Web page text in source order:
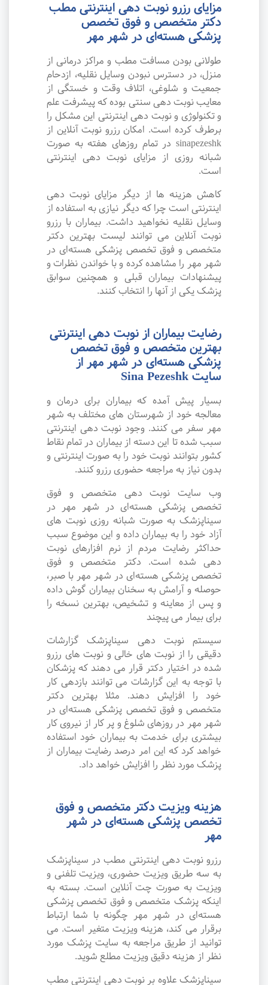
مزایای رزرو نوبت دهی اینترنتی مطب
دکتر متخصص و فوق تخصص
پزشکی هسته‌ای در شهر مهر
طولانی بودن مسافت مطب و مراکز درمانی از
منزل، در دسترس نبودن وسایل نقلیه، ازدحام
جمعیت و شلوغی، اتلاف وقت و خستگی از
معایب نوبت دهی سنتی بوده که پیشرفت علم
و تکنولوژی و نوبت دهی اینترنتی این مشکل را
برطرف کرده است. امکان رزرو نوبت آنلاین از
sinapezeshk در تمام روزهای هفته به صورت
شبانه روزی از مزایای نوبت دهی اینترنتی
است.
کاهش هزینه ها از دیگر مزایای نوبت دهی
اینترنتی است چرا که دیگر نیازی به استفاده از
وسایل نقلیه نخواهید داشت. بیماران با رزرو
نوبت آنلاین می توانند لیست بهترین دکتر
متخصص و فوق تخصص پزشکی هسته‌ای در
شهر مهر را مشاهده کرده و با خواندن نظرات و
پیشنهادات بیماران قبلی و همچنین سوابق
پزشک یکی از آنها را انتخاب کنند.
رضایت بیماران از نوبت دهی اینترنتی
بهترین متخصص و فوق تخصص
پزشکی هسته‌ای در شهر مهر از
سایت Sina Pezeshk
بسیار پیش آمده که بیماران برای درمان و
معالجه خود از شهرستان های مختلف به شهر
مهر سفر می کنند. وجود نوبت دهی اینترنتی
سبب شده تا این دسته از بیماران در تمام نقاط
کشور بتوانند نوبت خود را به صورت اینترنتی و
بدون نیاز به مراجعه حضوری رزرو کنند.
وب سایت نوبت دهی متخصص و فوق
تخصص پزشکی هسته‌ای در شهر مهر در
سیناپزشک به صورت شبانه روزی نوبت های
آزاد خود را به بیماران داده و این موضوع سبب
حداکثر رضایت مردم از نرم افزارهای نوبت
دهی شده است. دکتر متخصص و فوق
تخصص پزشکی هسته‌ای در شهر مهر با صبر،
حوصله و آرامش به سخنان بیماران گوش داده
و پس از معاینه و تشخیص، بهترین نسخه را
برای بیمار می پیچند
سیستم نوبت دهی سیناپزشک گزارشات
دقیقی را از نوبت های خالی و نوبت های رزرو
شده در اختیار دکتر قرار می دهند که پزشکان
با توجه به این گزارشات می توانند بازدهی کار
خود را افزایش دهند. مثلا بهترین دکتر
متخصص و فوق تخصص پزشکی هسته‌ای در
شهر مهر در روزهای شلوغ و پر کار از نیروی کار
بیشتری برای خدمت به بیماران خود استفاده
خواهد کرد که این امر درصد رضایت بیماران از
پزشک مورد نظر را افزایش خواهد داد.
هزینه ویزیت دکتر متخصص و فوق
تخصص پزشکی هسته‌ای در شهر
مهر
رزرو نوبت دهی اینترنتی مطب در سیناپزشک
به سه طریق ویزیت حضوری، ویزیت تلفنی و
ویزیت به صورت چت آنلاین است. بسته به
اینکه پزشک متخصص و فوق تخصص پزشکی
هسته‌ای در شهر مهر چگونه با شما ارتباط
برقرار می کند، هزینه ویزیت متغیر است. می
توانید از طریق مراجعه به سایت پزشک مورد
نظر از هزینه دقیق ویزیت مطلع شوید.
سیناپزشک علاوه بر نوبت دهی اینترنتی مطب